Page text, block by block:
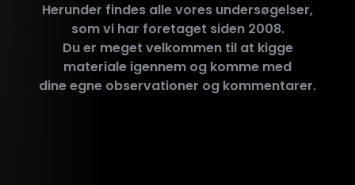
Herunder findes alle vores undersøgelser,
som vi har foretaget siden 2008.
Du er meget velkommen til at kigge
materiale igennem og komme med
dine egne observationer og kommentarer.